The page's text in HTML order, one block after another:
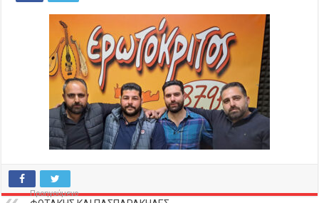
Προηγούμενο